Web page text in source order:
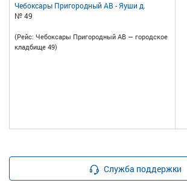
Чебоксары Пригородный АВ - Яуши д.
№ 49
(Рейс: Чебоксары Пригородный АВ — городское
кладбище 49)
Служба поддержки